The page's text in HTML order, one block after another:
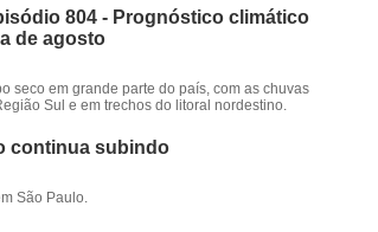
804 - Prognóstico climático
de agosto
seco em grande parte do país, com as chuvas
Sul e em trechos do litoral nordestino.
continua subindo
São Paulo.